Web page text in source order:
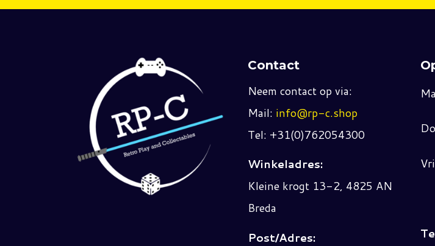
Contact
Neem contact op via:
Mail: info@rp-c.shop
Tel: +31(0)762054300
Winkeladres:
Kleine krogt 13-2, 4825 AN
Breda
Post/Adres: